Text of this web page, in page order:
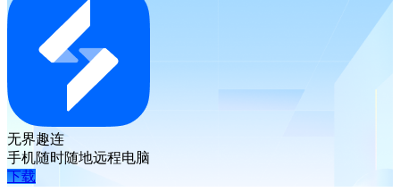
无界趣连
手机随时随地远程电脑
下载